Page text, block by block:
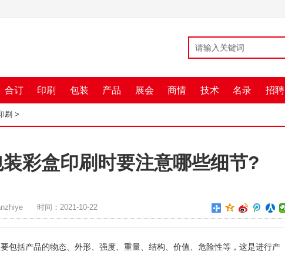
合订 印刷 包装 产品 展会 商情 技术 名录 招聘
刷 >
彩盒印刷时要注意哪些细节?
时间：2021-10-22
包括产品的物态、外形、强度、重量、结构、价值、危险性等，这是进行产